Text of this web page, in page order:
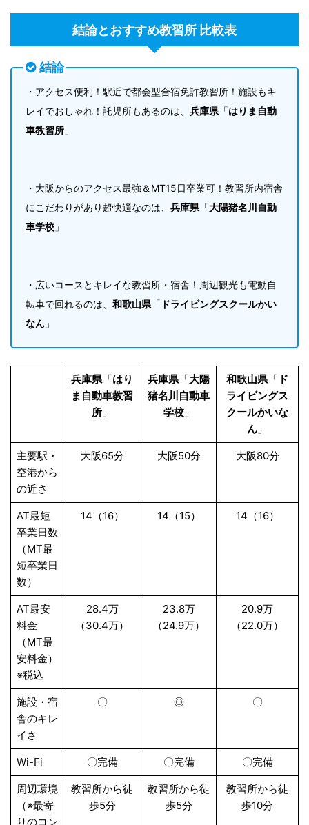
結論とおすすめ教習所 比較表
結論
・アクセス便利！駅近で都会型合宿免許教習所！施設もキ
レイでおしゃれ！託児所もあるのは、 兵庫県 「はりま自動
車教習所 」
・大阪からのアクセス最強＆MT15日卒業可！教習所内宿舎
にこだわりがあり超快適なのは、 兵庫県 「大陽猪名川自動
車学校 」
・広いコースとキレイな教習所・宿舎！周辺観光も電動自
転車で回れるのは、 和歌山県 「 ドライビングスクールかい
なん 」
兵庫県 「はり
ま自動車教習
所 」
兵庫県 「大陽
猪名川自動車
学校」
和歌山県 「 ド
ライビングス
クールかいな
ん 」
主要駅・
空港から
の近さ
大阪65分 大阪50分 大阪80分
AT最短
卒業日数
（MT最
短卒業日
数）
14（16） 14（15） 14（16）
AT最安
料金
（MT最
安料金）
※税込
28.4万
（30.4万）
23.8万
（24.9万）
20.9万
（22.0万）
施設・宿
舎のキレ
イさ
〇 ◎ 〇
Wi-Fi 〇完備 〇完備 〇完備
周辺環境
（※最寄
りのコン
教習所から徒
歩5分
教習所から徒
歩5分
教習所から徒
歩10分